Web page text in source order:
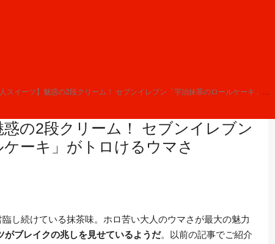
イーツ】魅惑の2段クリーム！ セブンイレブン「宇治抹茶のロールケーキ」がトロけるウマさ
惑の2段クリーム！ セブンイレブン
ケーキ」がトロけるウマさ
し続けている抹茶味。ホロ苦い大人のウマさが最大の魅力
がブレイクの兆しを見せているようだ。以前の記事でご紹介